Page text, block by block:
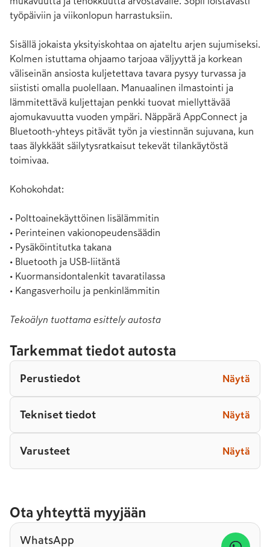
työpäiviin ja viikonlopun harrastuksiin.
Sisällä jokaista yksityiskohtaa on ajateltu arjen sujumiseksi.
Kolmen istuttama ohjaamo tarjoaa väljyyttä ja korkean
väliseinän ansiosta kuljetettava tavara pysyy turvassa ja
siististi omalla puolellaan. Manuaalinen ilmastointi ja
lämmitettävä kuljettajan penkki tuovat miellyttävää
ajomukavuutta vuoden ympäri. Näppärä AppConnect ja
Bluetooth-yhteys pitävät työn ja viestinnän sujuvana, kun
taas älykkäät säilytysratkaisut tekevät tilankäytöstä
toimivaa.
Kohokohdat:
• Polttoainekäyttöinen lisälämmitin
• Perinteinen vakionopeudensäädin
• Pysäköintitutka takana
• Bluetooth ja USB-liitäntä
• Kuormansidontalenkit tavaratilassa
• Kangasverhoilu ja penkinlämmitin
Tekoälyn tuottama esittely autosta
Tarkemmat tiedot autosta
Perustiedot Näytä
Tekniset tiedot Näytä
Varusteet Näytä
Ota yhteyttä myyjään
WhatsApp